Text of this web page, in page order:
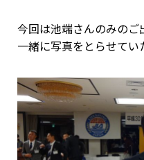
今回は池端さんのみのご
一緒に写真をとらせてい